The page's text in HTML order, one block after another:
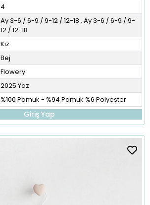
4
Ay 3-6 / 6-9 / 9-12 / 12-18 , Ay 3-6 / 6-9 / 9-
12 / 12-18
Kız
Bej
Flowery
2025 Yaz
%100 Pamuk - %94 Pamuk %6 Polyester
Giriş Yap